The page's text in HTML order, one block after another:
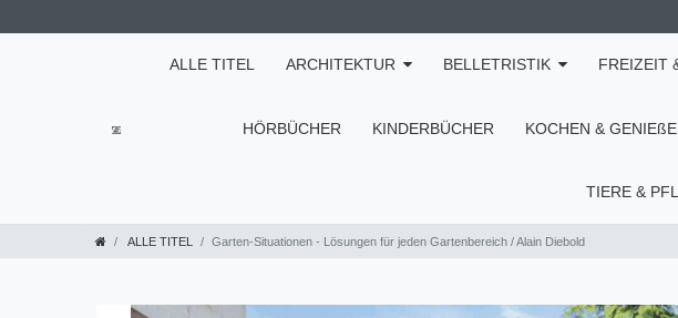
ALLE TITEL ARCHITEKTUR BELLETRISTIK FREIZEIT
HÖRBÜCHER KINDERBÜCHER KOCHEN &
TIERE &
ALLE TITEL Garten-Situationen - Lösungen für jeden Gartenbereich / Alain Diebold